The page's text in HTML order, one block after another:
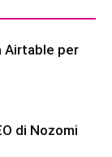
Airtable per
di Nozomi